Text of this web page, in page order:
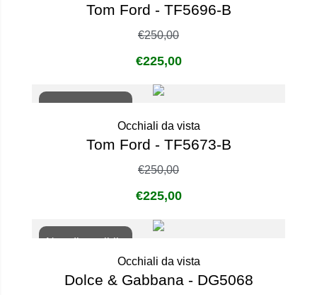
Tom Ford - TF5696-B
€250,00
€225,00
Occhiali da vista
Tom Ford - TF5673-B
€250,00
€225,00
Non disponibile
Occhiali da vista
Dolce & Gabbana - DG5068